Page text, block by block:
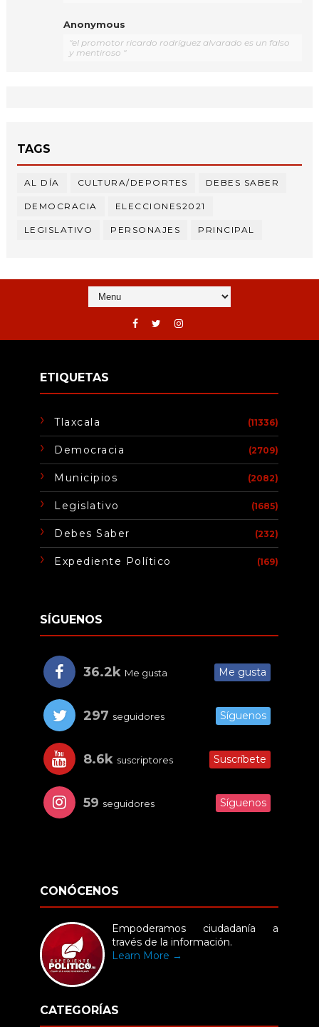
Anonymous
"el promotor ricardo rodríguez alvarado es un falso
y mentiroso "
TAGS
AL DÍA CULTURA/DEPORTES DEBES SABER
DEMOCRACIA ELECCIONES2021
LEGISLATIVO PERSONAJES PRINCIPAL
ETIQUETAS
Tlaxcala (11336)
Democracia (2709)
Municipios (2082)
Legislativo (1685)
Debes Saber (232)
Expediente Político (169)
SÍGUENOS
36.2k Me gusta Me gusta
297 seguidores Síguenos
8.6k suscriptores Suscríbete
59 seguidores Síguenos
CONÓCENOS
Empoderamos ciudadanía a
través de la información.
Learn More →
CATEGORÍAS